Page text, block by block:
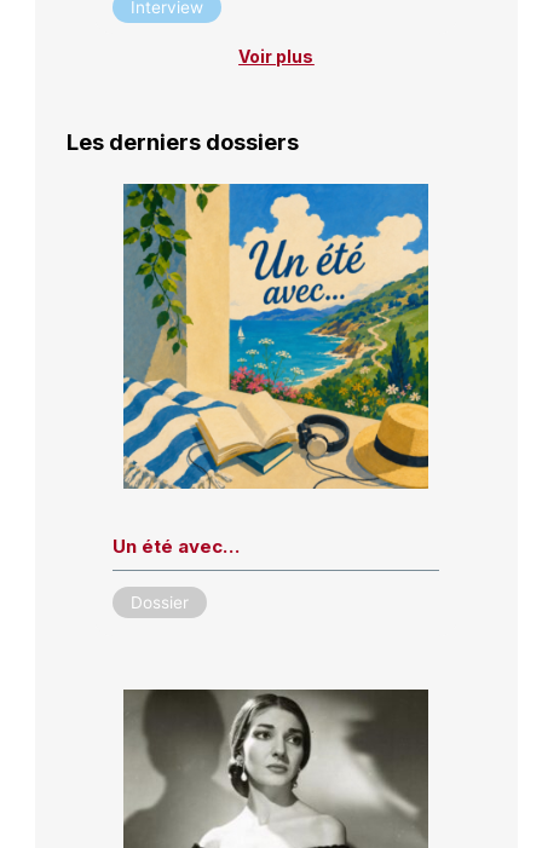
Interview
Voir plus
Les derniers dossiers
Un été avec…
Dossier